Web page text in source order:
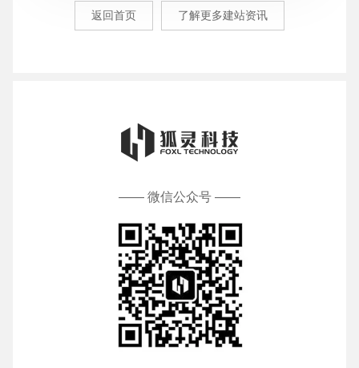
返回首页 了解更多建站资讯
—— 微信公众号 ——